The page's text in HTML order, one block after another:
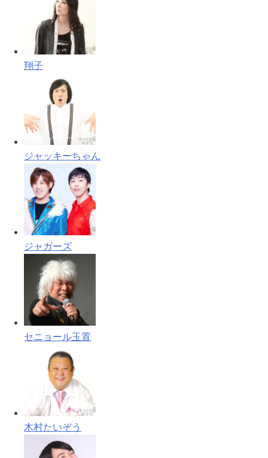
翔子
ジャッキーちゃん
ジャガーズ
セニョール玉置
木村たいぞう